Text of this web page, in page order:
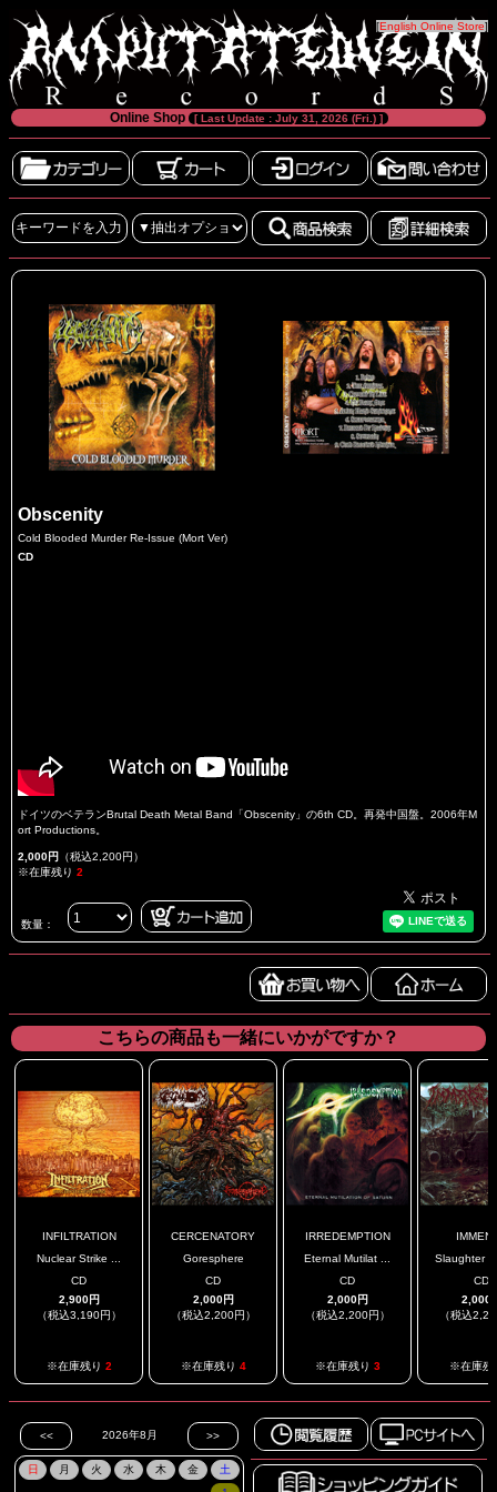
[English Online Store]
Online Shop [ Last Update : July 31, 2026 (Fri.) ]
Obscenity
Cold Blooded Murder Re-Issue (Mort Ver)
CD
ドイツのベテランBrutal Death Metal Band「Obscenity」の6th CD。再発中国盤。2006年M
ort Productions。
2,000円 （税込2,200円）
※在庫残り 2
数量：
こちらの商品も一緒にいかがですか？
INFILTRATION
Nuclear Strike ...
CD
2,900円
（税込3,190円）
※在庫残り 2
CERCENATORY
Goresphere
CD
2,000円
（税込2,200円）
※在庫残り 4
IRREDEMPTION
Eternal Mutilat ...
CD
2,000円
（税込2,200円）
※在庫残り 3
Slaughter
CD
2,000
（税込
※在庫残